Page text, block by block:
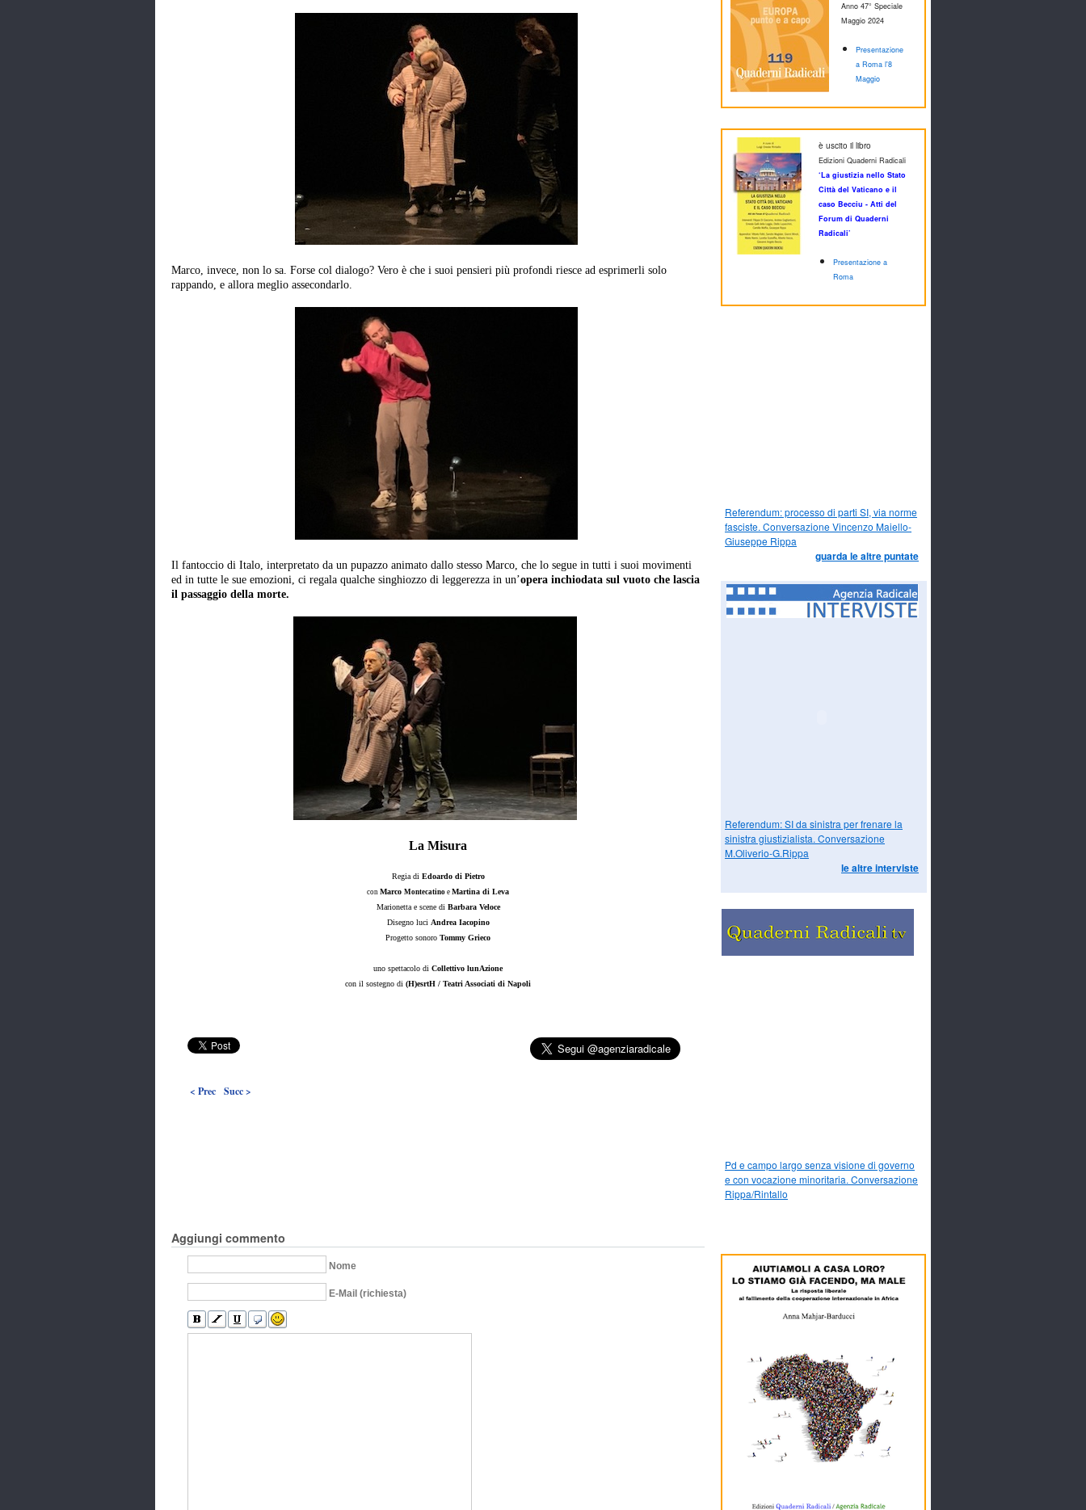
Marco, invece, non lo sa. Forse col dialogo? Vero è che i suoi pensieri più profondi riesce ad esprimerli solo
rappando, e allora meglio assecondarlo.
Il fantoccio di Italo, interpretato da un pupazzo animato dallo stesso Marco, che lo segue in tutti i suoi movimenti
ed in tutte le sue emozioni, ci regala qualche singhiozzo di leggerezza in un’opera inchiodata sul vuoto che lascia
il passaggio della morte.
La Misura
Regia di Edoardo di Pietro
con Marco Montecatino e Martina di Leva
Marionetta e scene diBarbara Veloce
Disegno luci Andrea Iacopino
Progetto sonoro Tommy Grieco
uno spettacolo di Collettivo lunAzione
con il sostegno di (H)esrtH / Teatri Associati di Napoli
< Prec Succ >
Aggiungi commento
Nome
E-Mail (richiesta)
Anno 47° Speciale
Maggio 2024
Presentazione
a Roma l'8
Maggio
è uscito il libro
Edizioni Quaderni Radicali
‘La giustizia nello Stato
Città del Vaticano e il
caso Becciu - Atti del
Forum di Quaderni
Radicali’
Presentazione a
Roma
Referendum: processo di parti SI, via norme
fasciste. Conversazione Vincenzo Maiello-
Giuseppe Rippa
guarda le altre puntate
Referendum: SI da sinistra per frenare la
sinistra giustizialista. Conversazione
M.Oliverio-G.Rippa
le altre interviste
Pd e campo largo senza visione di governo
e con vocazione minoritaria. Conversazione
Rippa/Rintallo